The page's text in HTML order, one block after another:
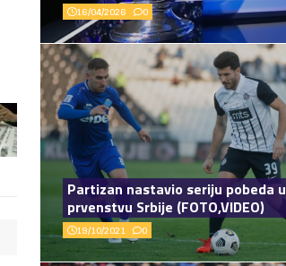
16/04/2026 0
Partizan nastavio seriju pobeda u
prvenstvu Srbije (FOTO,VIDEO)
19/10/2021 0